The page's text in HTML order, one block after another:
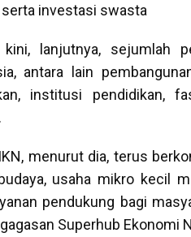
serta investasi swasta
kini, lanjutnya, sejumlah
antara lain
institusi pendidikan,
menurut dia, terus
usaha mikro kecil
pendukung bagi
Superhub Ekonomi